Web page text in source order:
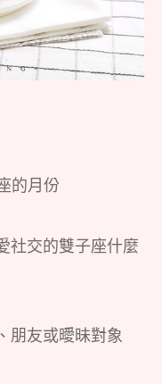
的月份
社交的雙子座什麼
朋友或曖昧對象